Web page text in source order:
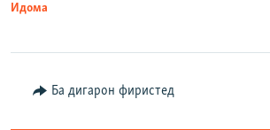
Идома
Ба дигарон фиристед